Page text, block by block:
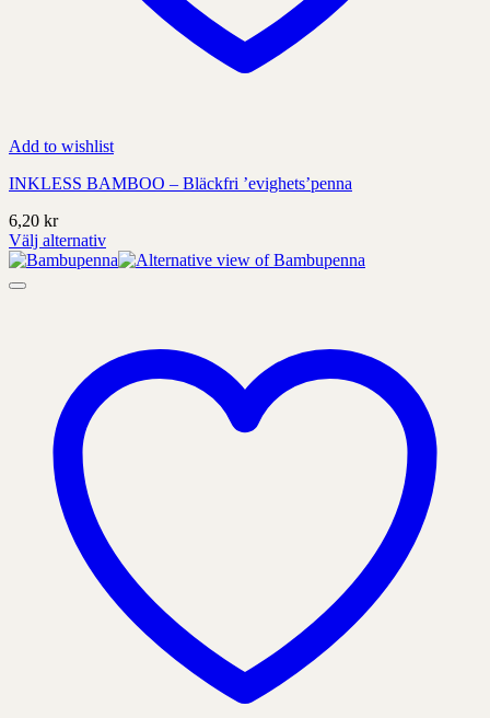
Add to wishlist
INKLESS BAMBOO – Bläckfri ’evighets’penna
6,20 kr
Välj alternativ
Denna
produkt
produktens